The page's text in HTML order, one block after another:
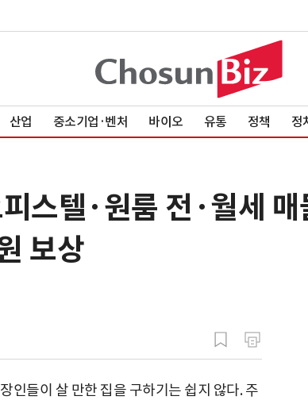
산업 중소기업·벤처 바이오 유통 정책 정
스텔·원룸 전·월세
보상
인들이 살 만한 집을 구하기는 쉽지 않다. 주